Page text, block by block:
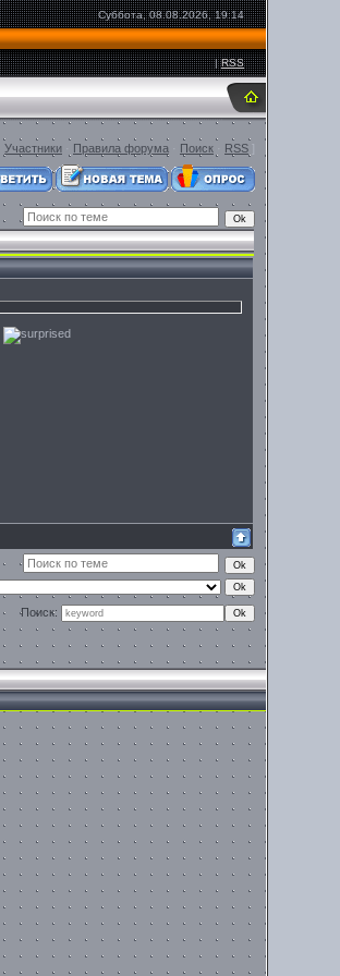
Суббота, 08.08.2026, 19:14
|RSS
Участники Правила форума Поиск RSS ]
Поиск: